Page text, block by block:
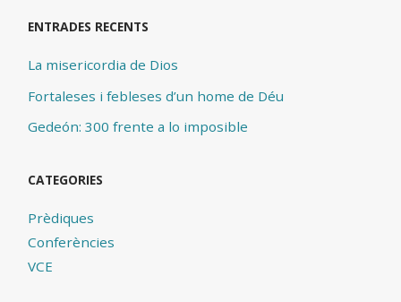
ENTRADES RECENTS
La misericordia de Dios
Fortaleses i febleses d’un home de Déu
Gedeón: 300 frente a lo imposible
CATEGORIES
Prèdiques
Conferències
VCE